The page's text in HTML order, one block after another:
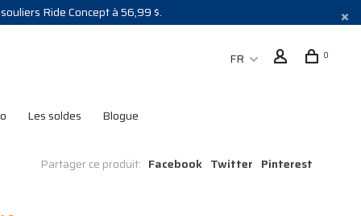
Ride Concept à 56,99 $.
FR 0
Les soldes Blogue
Partager ce produit: Facebook Twitter Pinterest